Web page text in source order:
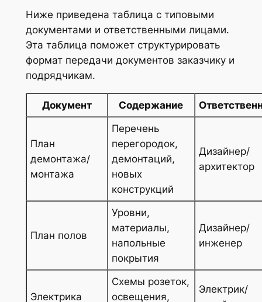
Ниже приведена таблица с типовыми
документами и ответственными лицами.
Эта таблица поможет структурировать
формат передачи документов заказчику и
подрядчикам.
Документ Содержание
План
демонтажа/
монтажа
Перечень
перегородок,
демонтаций,
новых
конструкций
Дизайнер/
архитектор
План полов
Уровни,
материалы,
напольные
покрытия
Дизайнер/
инженер
Электрика
Схемы розеток,
освещения,
Электрик/